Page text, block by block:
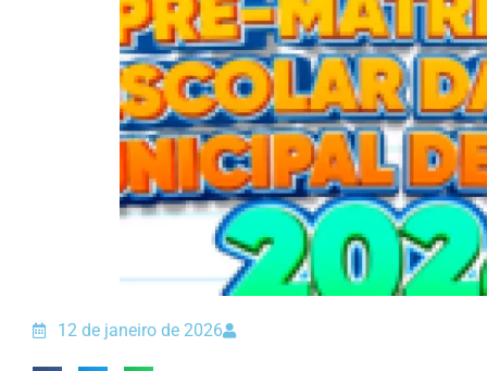
12 de janeiro de 2026